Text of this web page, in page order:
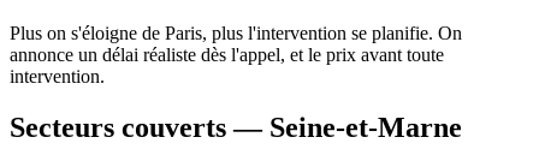
Plus on s'éloigne de Paris, plus l'intervention se planifie. On
annonce un délai réaliste dès l'appel, et le prix avant toute
intervention.
Secteurs couverts — Seine-et-Marne